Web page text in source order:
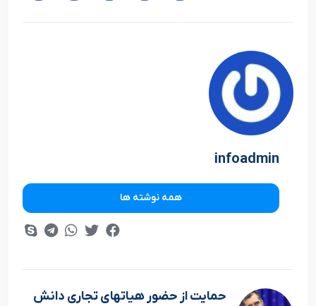
infoadmin
همه نوشته ها
حمایت از حضور هیاتهای تجاری دانش